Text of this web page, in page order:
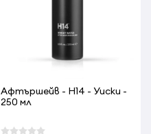
Афтършейв - H14 - Уиски -
250 мл